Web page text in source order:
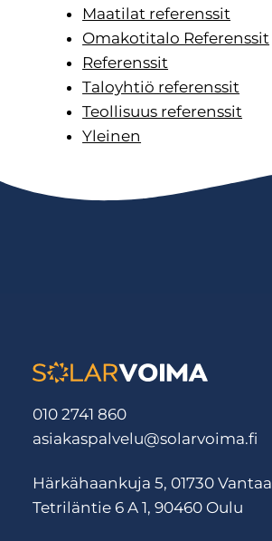
Maatilat referenssit
Omakotitalo Referenssit
Referenssit
Taloyhtiö referenssit
Teollisuus referenssit
Yleinen
010 2741 860
asiakaspalvelu@solarvoima.fi
Härkähaankuja 5, 01730 Vantaa
Tetriläntie 6 A 1, 90460 Oulu